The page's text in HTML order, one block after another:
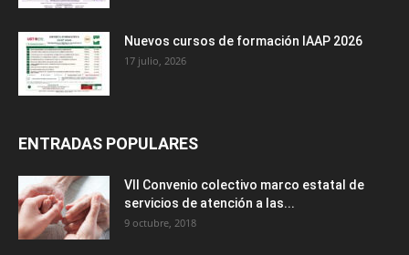
Nuevos cursos de formación IAAP 2026
17 julio, 2026
ENTRADAS POPULARES
VII Convenio colectivo marco estatal de
servicios de atención a las...
9 octubre, 2018